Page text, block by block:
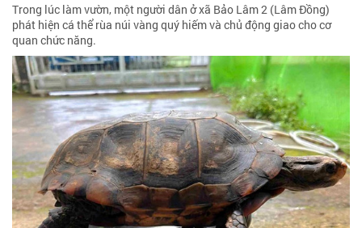
Trong lúc làm vườn, một người dân ở xã Bảo Lâm 2 (Lâm Đồng)
phát hiện cá thể rùa núi vàng quý hiếm và chủ động giao cho cơ
quan chức năng.